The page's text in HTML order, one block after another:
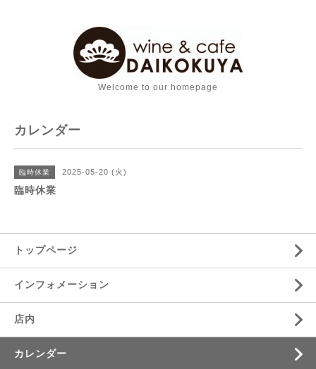
Welcome to our homepage
カレンダー
臨時休業 2025-05-20 (火)
臨時休業
トップページ
インフォメーション
店内
カレンダー